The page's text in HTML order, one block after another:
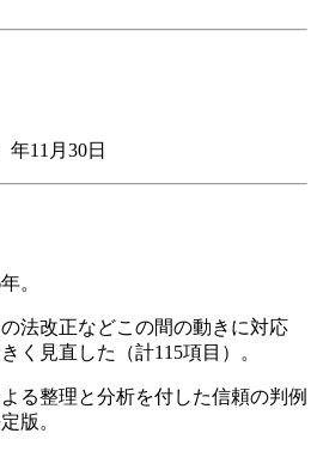
年11月30日
。
法改正などこの間の動きに対応
く見直した（計115項目）。
る整理と分析を付した信頼の判例
版。